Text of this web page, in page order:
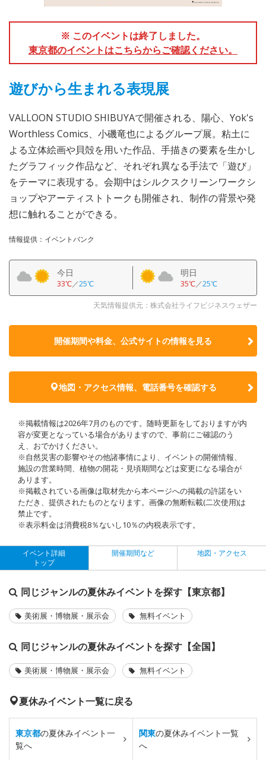
※ このイベントは終了しました。
東京都のイベントはこちらからご確認ください。
遊びから生まれる表現展
VALLOON STUDIO SHIBUYAで開催される、陽心、Yok's
Worthless Comics、小磯竜也によるグループ展。粘土に
よる立体絵画や貝殻を用いた作品、手描きの要素を生かし
たグラフィック作品など、それぞれ異なる手法で「遊び」
をテーマに表現する。会期中はシルクスクリーンワークシ
ョップやアーティストトークも開催され、制作の背景や発
想に触れることができる。
情報提供：イベントバンク
今日
33℃／25℃
明日
35℃／25℃
天気情報提供元：株式会社ライフビジネスウェザー
開催期間や料金、公式サイトの情報を見る
地図・アクセス情報、電話番号を確認する
※掲載情報は2026年7月のものです。随時更新をしておりますが内
容が変更となっている場合がありますので、事前にご確認のう
え、おでかけください。
※自然災害の影響やその他諸事情により、イベントの開催情報、
施設の営業時間、植物の開花・見頃期間などは変更になる場合が
あります。
※掲載されている画像は取材先から本ページへの掲載の許諾をい
ただき、提供されたものとなります。画像の無断転載(二次使用)は
禁止です。
※表示料金は消費税8％ないし10％の内税表示です。
イベント詳細
トップ
開催期間など 地図・アクセス
同じジャンルの夏休みイベントを探す【東京都】
美術展・博物展・展示会 無料イベント
同じジャンルの夏休みイベントを探す【全国】
美術展・博物展・展示会 無料イベント
夏休みイベント一覧に戻る
東京都の夏休みイベント一
覧へ
関東の夏休みイベント一覧
へ